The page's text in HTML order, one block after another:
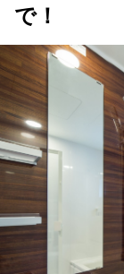
で！